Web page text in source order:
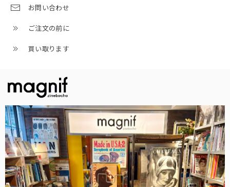
お問い合わせ
ご注文の前に
買い取ります